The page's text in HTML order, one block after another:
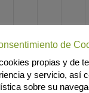
ABR JUN
de
propias y de
y servicio, así
sobre su